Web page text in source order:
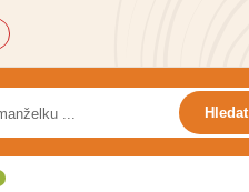
Hledat